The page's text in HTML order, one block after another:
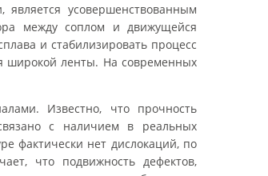
усовершенствованным
между соплом и движущейся
и стабилизировать процесс
широкой ленты. На современных
Известно, что прочность
с наличием в реальных
фактически нет дислокаций, по
что подвижность дефектов,